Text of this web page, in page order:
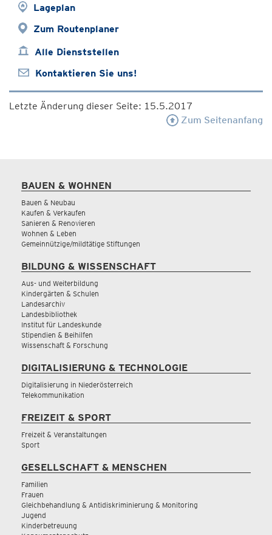
Lageplan
Zum Routenplaner
Alle Dienststellen
Kontaktieren Sie uns!
Letzte Änderung dieser Seite: 15.5.2017
Zum Seitenanfang
BAUEN & WOHNEN
Bauen & Neubau
Kaufen & Verkaufen
Sanieren & Renovieren
Wohnen & Leben
Gemeinnützige/mildtätige Stiftungen
BILDUNG & WISSENSCHAFT
Aus- und Weiterbildung
Kindergärten & Schulen
Landesarchiv
Landesbibliothek
Institut für Landeskunde
Stipendien & Beihilfen
Wissenschaft & Forschung
DIGITALISIERUNG & TECHNOLOGIE
Digitalisierung in Niederösterreich
Telekommunikation
FREIZEIT & SPORT
Freizeit & Veranstaltungen
Sport
GESELLSCHAFT & MENSCHEN
Familien
Frauen
Gleichbehandlung & Antidiskriminierung & Monitoring
Jugend
Kinderbetreuung